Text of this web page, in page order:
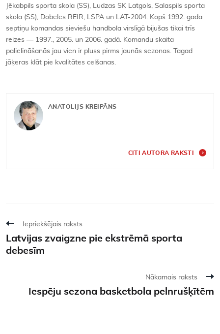
Jēkabpils sporta skola (SS), Ludzas SK Latgols, Salaspils sporta
skola (SS), Dobeles REIR, LSPA un LAT-2004. Kopš 1992. gada
septiņu komandas sieviešu handbola virslīgā bijušas tikai trīs
reizes — 1997., 2005. un 2006. gadā. Komandu skaita
palielināšanās jau vien ir pluss pirms jaunās sezonas. Tagad
jāķeras klāt pie kvalitātes celšanas.
ANATOLIJS KREIPĀNS
CITI AUTORA RAKSTI
Iepriekšējais raksts
Latvijas zvaigzne pie ekstrēmā sporta
debesīm
Nākamais raksts
Iespēju sezona basketbola pelnrušķītēm